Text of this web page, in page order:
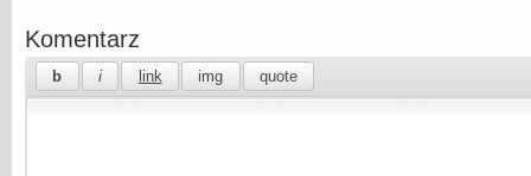
Komentarz